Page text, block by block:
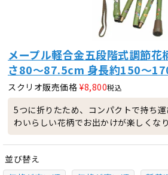
メープル軽合金五段階式調節花
さ80～87.5cm 身長約150～
スクリオ販売価格 ¥8,800税込
5つに折りたため、コンパクトで持ち
わいらしい花柄でお出かけが楽しくなり
並び替え